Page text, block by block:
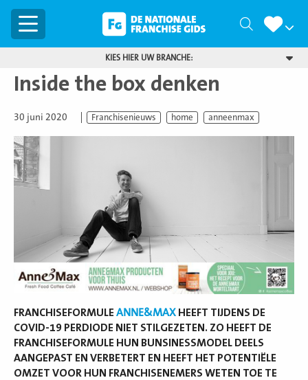
Menu Zoeken
KIES HIER UW BRANCHE:
Inside the box denken
30 juni 2020 Franchisenieuws home anneenmax
FRANCHISEFORMULE ANNE&MAX HEEFT TIJDENS DE
COVID-19 PERDIODE NIET STILGEZETEN. ZO HEEFT DE
FRANCHISEFORMULE HUN BUNSINESSMODEL DEELS
AANGEPAST EN VERBETERT EN HEEFT HET POTENTIËLE
OMZET VOOR HUN FRANCHISENEMERS WETEN TOE TE